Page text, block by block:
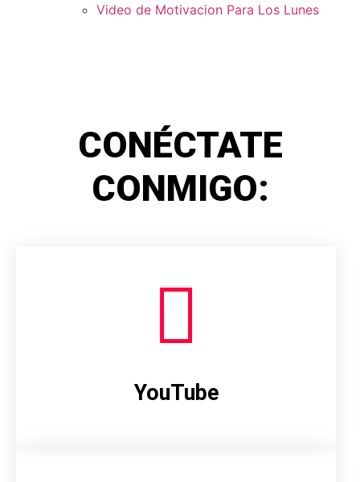
Video de Motivacion Para Los Lunes
CONÉCTATE
CONMIGO:
YouTube